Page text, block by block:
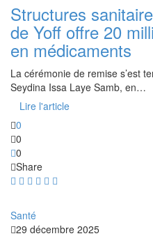
Structures
de Yoff offre 20
en médicaments
La cérémonie de remise s’est
Seydina Issa Laye Samb, en…
Lire l'article
0
0
0
Share
Santé
29 décembre 2025